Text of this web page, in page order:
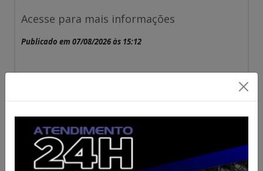
Acesse para mais informações
Publicado em 07/08/2026 às 15:12